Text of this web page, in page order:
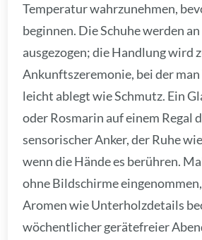
Temperatur wahrzunehmen,
beginnen. Die Schuhe werden
ausgezogen; die Handlung wird
Ankunftszeremonie, bei der man
leicht ablegt wie Schmutz. Ein
oder Rosmarin auf einem Regal
sensorischer Anker, der Ruhe
wenn die Hände es berühren.
ohne Bildschirme
Aromen wie Unterholzdetails
wöchentlicher gerätefreier